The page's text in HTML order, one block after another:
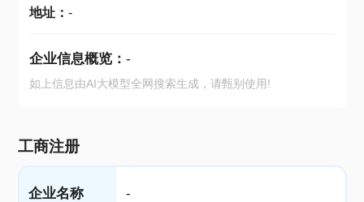
地址： -
企业信息概览： -
如上信息由AI大模型全网搜索生成，请甄别使用!
工商注册
企业名称 -